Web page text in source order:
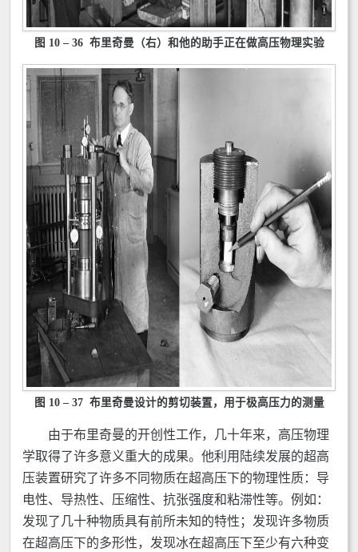
图 10 – 36 布里奇曼（右）和他的助手正在做高压物理实验
图 10 – 37 布里奇曼设计的剪切装置，用于极高压力的测量
由于布里奇曼的开创性工作，几十年来，高压物理
学取得了许多意义重大的成果。他利用陆续发展的超高
压装置研究了许多不同物质在超高压下的物理性质：导
电性、导热性、压缩性、抗张强度和粘滞性等。例如：
发现了几十种物质具有前所未知的特性；发现许多物质
在超高压下的多形性，发现冰在超高压下至少有六种变